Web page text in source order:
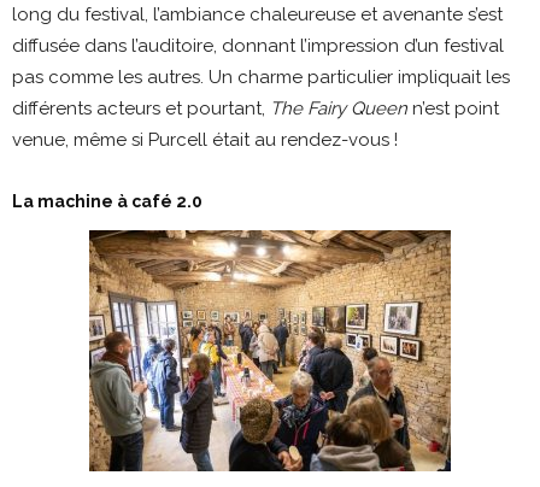
long du festival, l’ambiance chaleureuse et avenante s’est
diffusée dans l’auditoire, donnant l’impression d’un festival
pas comme les autres. Un charme particulier impliquait les
différents acteurs et pourtant, The Fairy Queen n’est point
venue, même si Purcell était au rendez-vous !
La machine à café 2.0